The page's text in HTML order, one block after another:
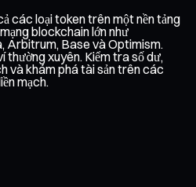
các loại token trên một nền tảng
blockchain lớn như
Arbitrum, Base và Optimism.
thường xuyên. Kiểm tra số dư,
và khám phá tài sản trên các
mạch.